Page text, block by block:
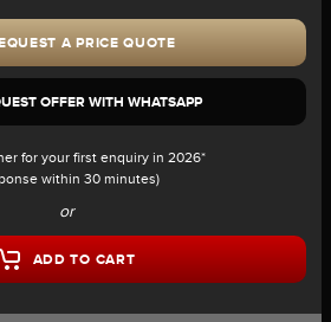
A PRICE QUOTE
OFFER WITH WHATSAPP
for your first enquiry in 2026*
within 30 minutes)
or
ADD TO CART